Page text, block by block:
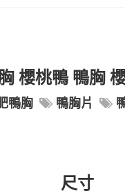
櫻桃鴨 鴨胸
鴨胸 鴨胸片
尺寸